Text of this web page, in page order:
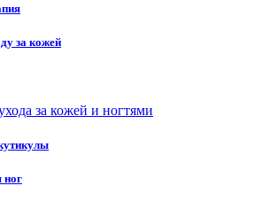
за кожей
за кожей и ногтями
ног